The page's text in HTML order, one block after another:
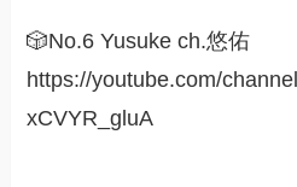
🎲No.6 Yusuke ch.悠佑
https://youtube.com/
xCVYR_gluA